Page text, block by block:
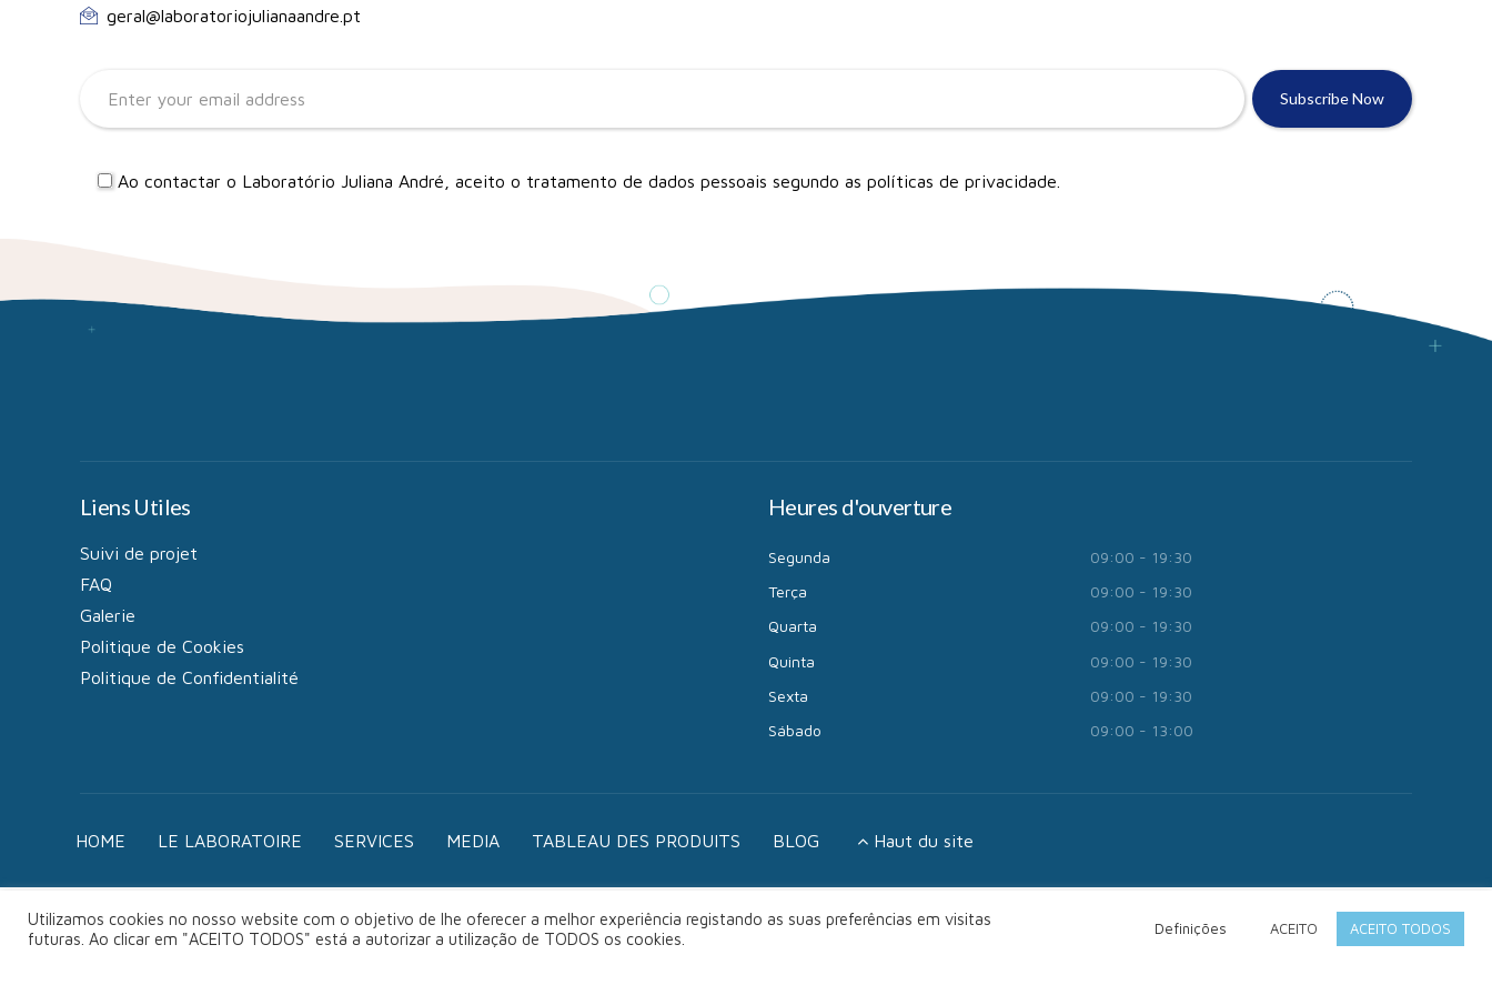
geral@laboratoriojulianaandre.pt
Ao contactar o Laboratório Juliana André, aceito o tratamento de dados pessoais segundo as políticas de privacidade
Liens Utiles
Suivi de projet
FAQ
Galerie
Politique de Cookies
Politique de Confidentialité
Heures d'ouverture
Segunda
09:00 - 19:30
Terça
09:00 - 19:30
Quarta
09:00 - 19:30
Quinta
09:00 - 19:30
Sexta
09:00 - 19:30
Sábado
09:00 - 13:00
HOME LE LABORATOIRE SERVICES MEDIA TABLEAU DES PRODUITS BLOG Haut du site
Utilizamos cookies no nosso website com o objetivo de lhe oferecer a melhor experiência registando as suas preferências em visitas
futuras. Ao clicar em "ACEITO TODOS" está a autorizar a utilização de TODOS os cookies.
Definições ACEITO ACEITO TODOS